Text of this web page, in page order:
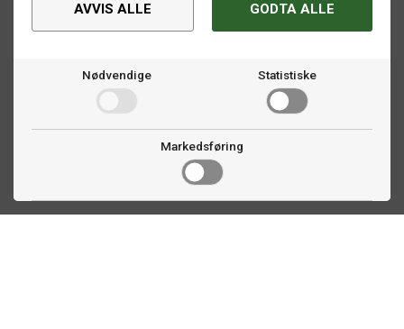
AVVIS ALLE GODTA ALLE
Nødvendige Statistiske
Markedsføring